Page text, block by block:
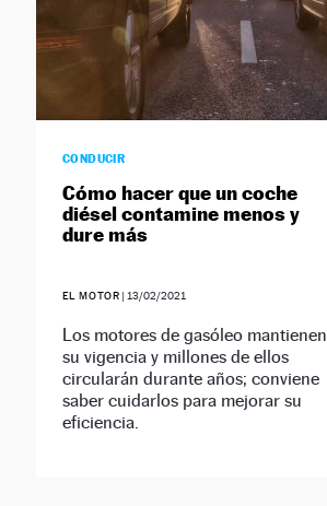
CONDUCIR
Cómo hacer que un coche
diésel contamine menos y
dure más
EL MOTOR | 13/02/2021
Los motores de gasóleo mantienen
su vigencia y millones de ellos
circularán durante años; conviene
saber cuidarlos para mejorar su
eficiencia.